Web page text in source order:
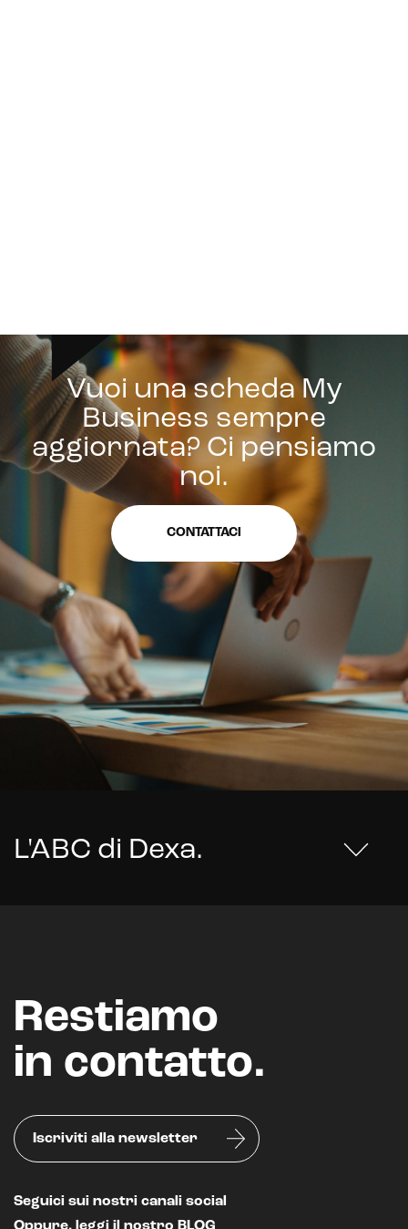
Vuoi una scheda My
Business sempre
aggiornata? Ci pensiamo
noi.
CONTATTACI
L'ABC di Dexa.
Restiamo
in contatto.
Iscriviti alla newsletter
Seguici sui nostri canali social
Oppure, leggi il nostro BLOG